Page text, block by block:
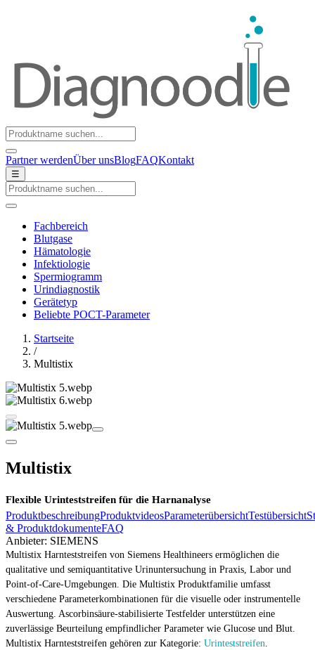
Partner werdenÜber unsBlogFAQKontakt
☰
Fachbereich
Blutgase
Hämatologie
Infektiologie
Spermiogramm
Urindiagnostik
Gerätetyp
Beliebte POCT-Parameter
Startseite
/
Multistix
Multistix
Flexible Urinteststreifen für die Harnanalyse
ProduktbeschreibungProduktvideosParameterübersichtTestübersicht
& ProduktdokumenteFAQ
Anbieter: SIEMENS
Multistix Harnteststreifen von Siemens Healthineers ermöglichen die
qualitative und semiquantitative Urinuntersuchung in Praxis, Labor und
Point-of-Care-Umgebungen. Die Multistix Produktfamilie umfasst
verschiedene Parameterkombinationen für die visuelle oder instrumentelle
Auswertung. Ascorbinsäure-stabilisierte Testfelder unterstützen eine
zuverlässige Beurteilung empfindlicher Parameter wie Glucose und Blut.
Multistix Harnteststreifen gehören zur Kategorie: Urinteststreifen